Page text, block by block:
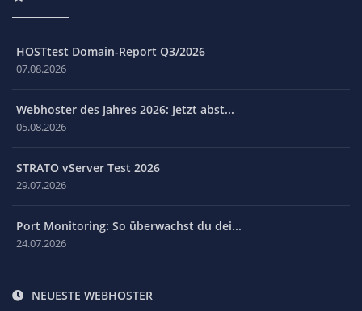
HOSTtest Domain-Report Q3/2026
07.08.2026
Webhoster des Jahres 2026: Jetzt abst...
05.08.2026
STRATO vServer Test 2026
29.07.2026
Port Monitoring: So überwachst du dei...
24.07.2026
NEUESTE WEBHOSTER